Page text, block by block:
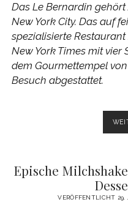
Das Le Bernardin
New York City. Das auf
spezialisierte
New York Times mit vier
dem Gourmettempel
Besuch abgestattet.
Epische
VERÖFFENTLICHT